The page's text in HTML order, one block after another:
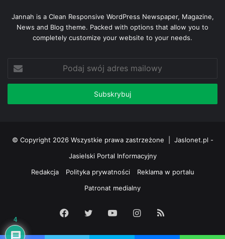
Jannah is a Clean Responsive WordPress Newspaper, Magazine,
News and Blog theme. Packed with options that allow you to
completely customize your website to your needs.
swój
adres
© Copyright 2026 Wszystkie prawa zastrzeżone | Jaslonet.pl -
Jasielski Portal Informacyjny
Redakcja
Polityka prywatności
Reklama w portalu
Patronat medialny
Facebook
Twitter YouTubeInstagram
4